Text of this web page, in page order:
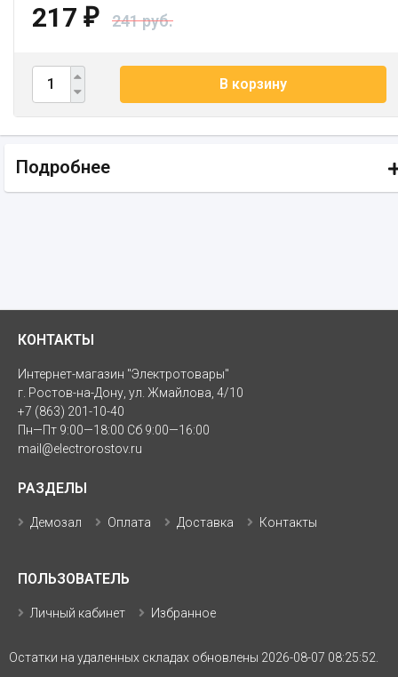
217 ₽ 241 руб.
В корзину
Подробнее
КОНТАКТЫ
Интернет-магазин "Электротовары"
г. Ростов-на-Дону, ул. Жмайлова, 4/10
+7 (863) 201-10-40
Пн—Пт 9:00—18:00 Сб 9:00—16:00
mail@electrorostov.ru
РАЗДЕЛЫ
Демозал Оплата Доставка Контакты
ПОЛЬЗОВАТЕЛЬ
Личный кабинет Избранное
Остатки на удаленных складах обновлены 2026-08-07 08:25:52.